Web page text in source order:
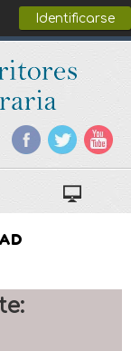
Identificarse